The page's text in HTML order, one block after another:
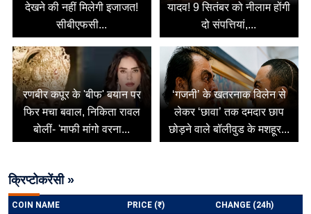
देखने की नहीं मिलेगी इजाजत!
सीबीएफसी...
यादव! 9 सितंबर को नीलाम होंगी
दो संपत्तियां,...
रणबीर कपूर के 'बीफ' बयान पर
फिर मचा बवाल, निकिता रावल
बोलीं- 'माफी मांगो वरना...
‘गजनी’ के खतरनाक विलेन से
लेकर ‘छावा’ तक दमदार छाप
छोड़ने वाले बॉलीवुड के मशहूर...
क्रिप्टोकरेंसी »